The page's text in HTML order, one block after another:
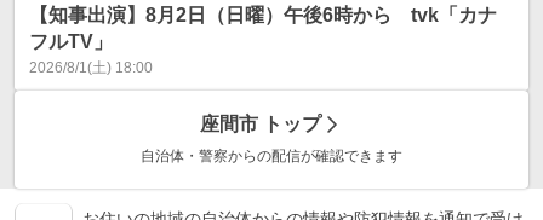
【知事出演】8月2日（日曜）午後6時から tvk「カナ
フルTV」
2026/8/1(土) 18:00
座間市 トップ
自治体・警察からの配信が確認できます